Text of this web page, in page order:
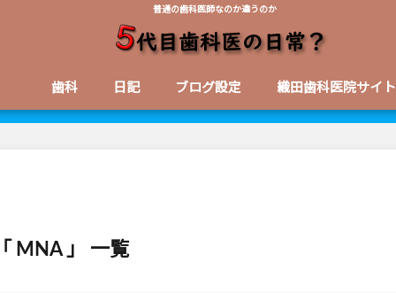
普通の歯科医師なのか違うのか
歯科 日記 ブログ設定 織田歯科医院サイト
「 MNA 」 一覧